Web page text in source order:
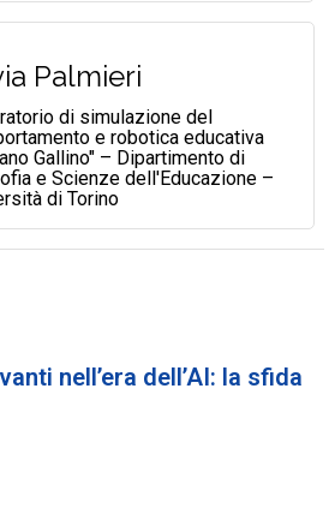
Palmieri
di simulazione del
e robotica educativa
Gallino" – Dipartimento di
e Scienze dell'Educazione –
di Torino
nell’era dell’AI: la sfida